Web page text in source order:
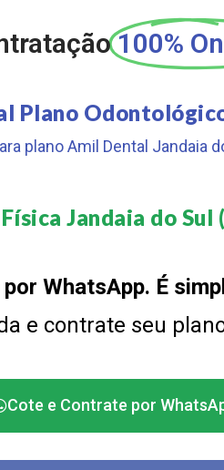
100%
Plano
plano Amil Dental Jandaia
Jandaia do
WhatsApp. É
e contrate seu
Cote e Contrate por